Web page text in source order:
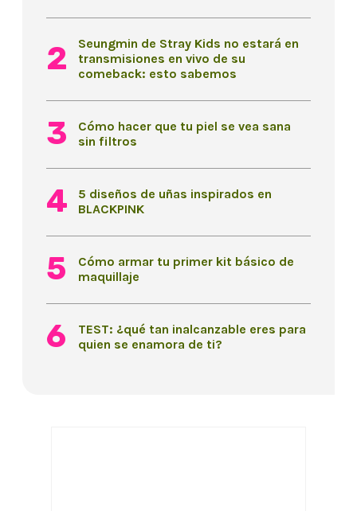
Seungmin de Stray Kids no estará en
transmisiones en vivo de su
comeback: esto sabemos
Cómo hacer que tu piel se vea sana
sin filtros
5 diseños de uñas inspirados en
BLACKPINK
Cómo armar tu primer kit básico de
maquillaje
TEST: ¿qué tan inalcanzable eres para
quien se enamora de ti?